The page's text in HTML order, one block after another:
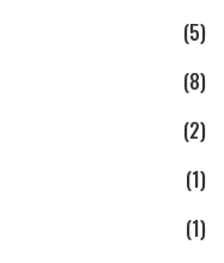
(5)
(8)
(2)
(1)
(1)